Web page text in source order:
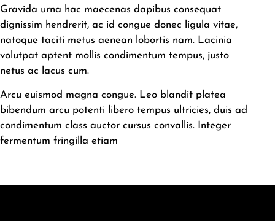
Gravida urna hac maecenas dapibus consequat
dignissim hendrerit, ac id congue donec ligula vitae,
natoque taciti metus aenean lobortis nam. Lacinia
volutpat aptent mollis condimentum tempus, justo
netus ac lacus cum.
Arcu euismod magna congue. Leo blandit platea
bibendum arcu potenti libero tempus ultricies, duis ad
condimentum class auctor cursus convallis. Integer
fermentum fringilla etiam